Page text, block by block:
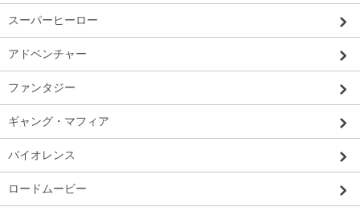
スーパーヒーロー
アドベンチャー
ファンタジー
ギャング・マフィア
バイオレンス
ロードムービー